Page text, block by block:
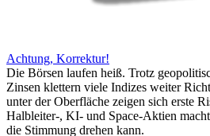
Achtung, Korrektur!
Die Börsen laufen heiß. Trotz
Zinsen klettern viele Indizes weiter
unter der Oberfläche zeigen sich erste
Halbleiter-, KI- und Space-Aktien
die Stimmung drehen kann.